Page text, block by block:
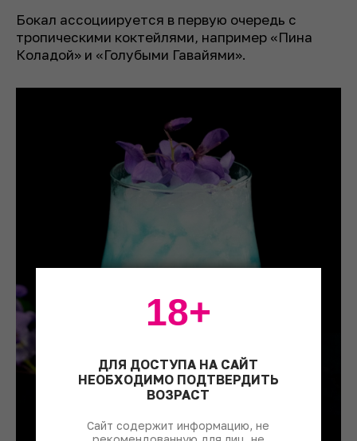
Бокал ассоциируется в первую очередь с
тропическими коктейлями, например «Пина
Коладой» и «Голубыми Гавайями».
ДЛЯ ДОСТУПА НА САЙТ
НЕОБХОДИМО ПОДТВЕРДИТЬ
ВОЗРАСТ
Сайт содержит информацию, не
18+